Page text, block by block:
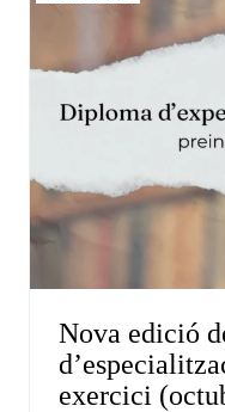
Nova edició
exercici